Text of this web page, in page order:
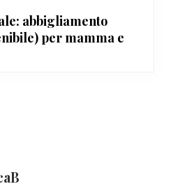
abbigliamento
per mamma e